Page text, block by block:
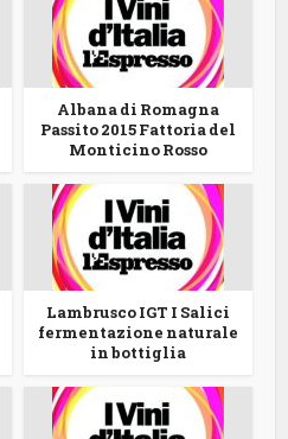
Albana di Romagna
Passito 2015 Fattoria del
Monticino Rosso
Lambrusco IGT I Salici
fermentazione naturale
in bottiglia